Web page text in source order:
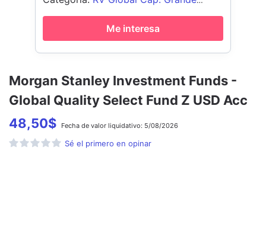
Morgan Stanley Investment Funds -
Global Quality Select Fund Z USD Acc
48,50$ Fecha de valor liquidativo: 5/08/2026
Sé el primero en opinar
Blend
Me interesa